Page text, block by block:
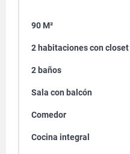
90 M²
2 habitaciones con closet
2 baños
Sala con balcón
Comedor
Cocina integral